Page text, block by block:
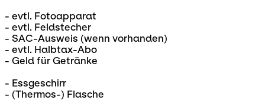
- evtl. Fotoapparat
- evtl. Feldstecher
- SAC-Ausweis (wenn vorhanden)
- evtl. Halbtax-Abo
- Geld für Getränke
- Essgeschirr
- (Thermos-) Flasche